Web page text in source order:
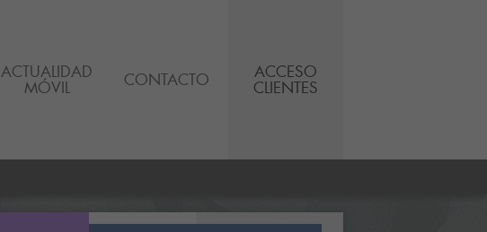
ACTUALIDAD
MÓVIL
CONTACTO
ACCESO
CLIENTES